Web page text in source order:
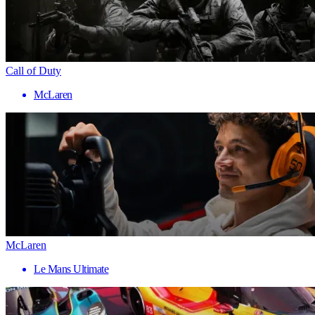
Call of Duty
McLaren
McLaren
Le Mans Ultimate